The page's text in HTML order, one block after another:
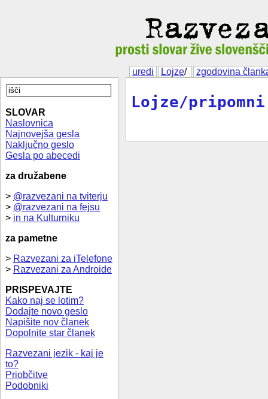
uredi Lojze/ zgodovina
SLOVAR
Naslovnica
Najnovejša gesla
Naključno geslo
Gesla po abecedi
za družabene
> @razvezani na tviterju
> @razvezani na fejsu
> in na Kulturniku
za pametne
> Razvezani za iTelefone
> Razvezani za Androide
PRISPEVAJTE
Kako naj se lotim?
Dodajte novo geslo
Napišite nov članek
Dopolnite star članek
Razvezani jezik - kaj je
to?
Priobčitve
Podobniki
Lojze/pripomni